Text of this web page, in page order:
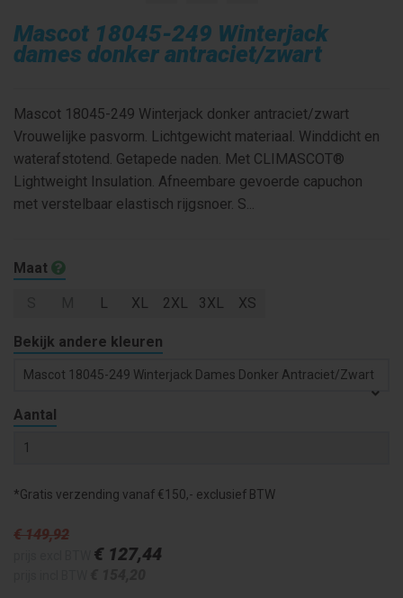
Mascot 18045-249 Winterjack
dames donker antraciet/zwart
Mascot 18045-249 Winterjack donker antraciet/zwart
Vrouwelijke pasvorm. Lichtgewicht materiaal. Winddicht en
waterafstotend. Getapede naden. Met CLIMASCOT®
Lightweight Insulation. Afneembare gevoerde capuchon
met verstelbaar elastisch rijgsnoer. S...
Maat
L XL 2XL 3XL XS
Bekijk andere kleuren
Mascot 18045-249 Winterjack Dames Donker Antraciet/zwart
Aantal
*Gratis verzending vanaf €150,- exclusief BTW
€ 149,92
€ 127,44